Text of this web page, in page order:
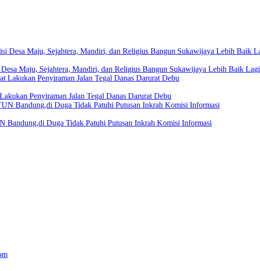
Maju, Sejahtera, Mandiri, dan Religius Bangun Sukawijaya Lebih Baik Lagi
Penyiraman Jalan Tegal Danas Darurat Debu
Bandung,di Duga Tidak Patuhi Putusan Inkrah Komisi Informasi